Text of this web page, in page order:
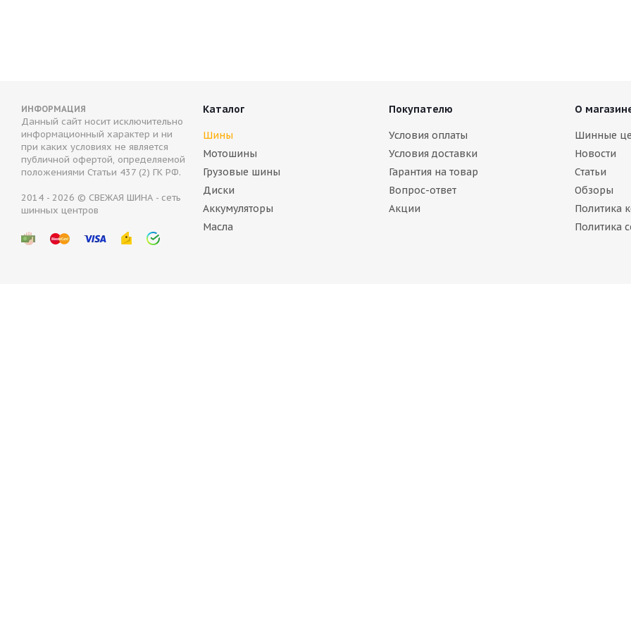
Continental IceContact 3 245/45 R20 103T
ИНФОРМАЦИЯ
Данный сайт носит исключительно
информационный характер и ни
при каких условиях не является
публичной офертой, определяемой
положениями Статьи 437 (2) ГК РФ.
2014 - 2026 © СВЕЖАЯ ШИНА - сеть
шинных центров
Каталог
Шины
Мотошины
Грузовые шины
Диски
Аккумуляторы
Масла
Покупателю
Условия оплаты
Условия доставки
Гарантия на товар
Вопрос-ответ
Акции
О
Шинные
Новости
Статьи
Обзоры
Политика
Политика